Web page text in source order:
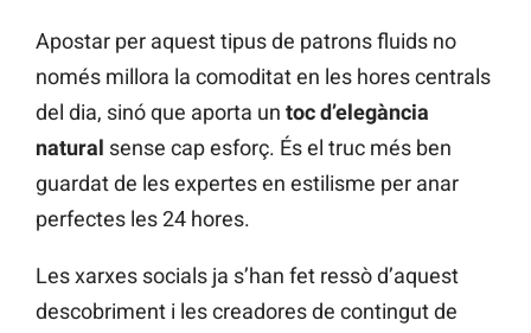
Apostar per aquest tipus de patrons fluids no
només millora la comoditat en les hores centrals
del dia, sinó que aporta un toc d’elegància
natural sense cap esforç. És el truc més ben
guardat de les expertes en estilisme per anar
perfectes les 24 hores.
Les xarxes socials ja s’han fet ressò d’aquest
descobriment i les creadores de contingut de